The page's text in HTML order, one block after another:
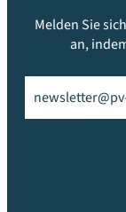
Melden Sie
an,